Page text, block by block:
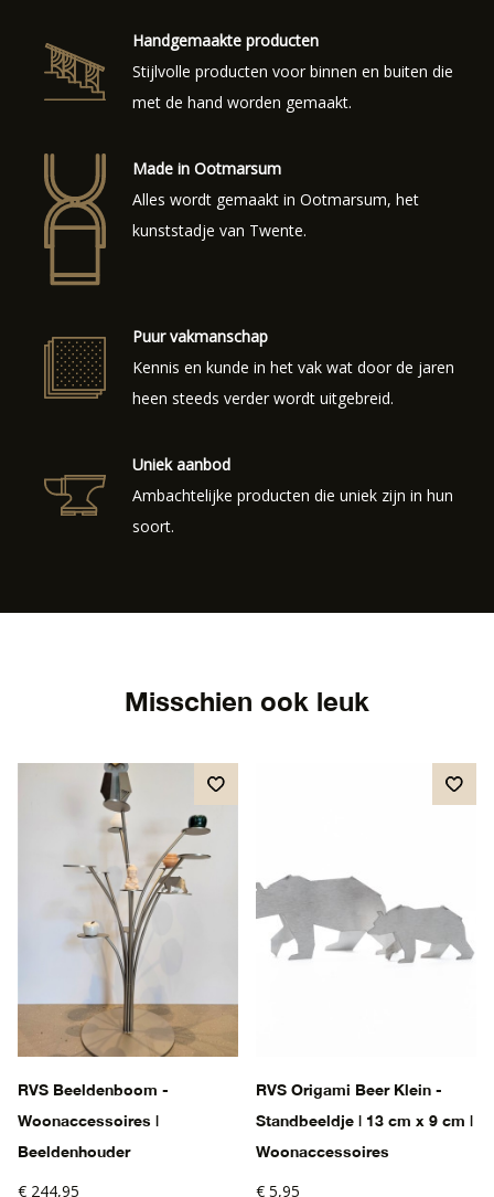
Handgemaakte producten
Stijlvolle producten voor binnen en buiten die
met de hand worden gemaakt.
Made in Ootmarsum
Alles wordt gemaakt in Ootmarsum, het
kunststadje van Twente.
Puur vakmanschap
Kennis en kunde in het vak wat door de jaren
heen steeds verder wordt uitgebreid.
Uniek aanbod
Ambachtelijke producten die uniek zijn in hun
soort.
Misschien ook leuk
RVS Beeldenboom -
Woonaccessoires |
Beeldenhouder
€ 244,95
RVS Origami Beer Klein -
Standbeeldje | 13 cm x 9 cm |
Woonaccessoires
€ 5,95